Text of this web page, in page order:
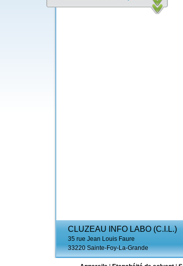
CLUZEAU INFO LABO (C.I.L.)
35 rue Jean Louis Faure
33220 Sainte-Foy-La-Grande